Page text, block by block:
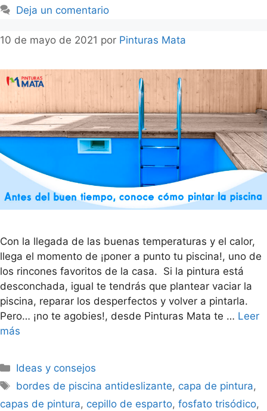
Deja un comentario
10 de mayo de 2021 por Pinturas Mata
Con la llegada de las buenas temperaturas y el calor,
llega el momento de ¡poner a punto tu piscina!, uno de
los rincones favoritos de la casa. Si la pintura está
desconchada, igual te tendrás que plantear vaciar la
piscina, reparar los desperfectos y volver a pintarla.
Pero… ¡no te agobies!, desde Pinturas Mata te … Leer
más
Ideas y consejos
bordes de piscina antideslizante, capa de pintura,
capas de pintura, cepillo de esparto, fosfato trisódico,